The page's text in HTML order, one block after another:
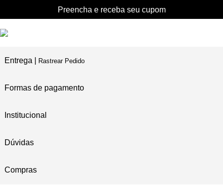
Preencha e receba seu cupom
Entrega | Rastrear Pedido
Formas de pagamento
Institucional
Dúvidas
Compras